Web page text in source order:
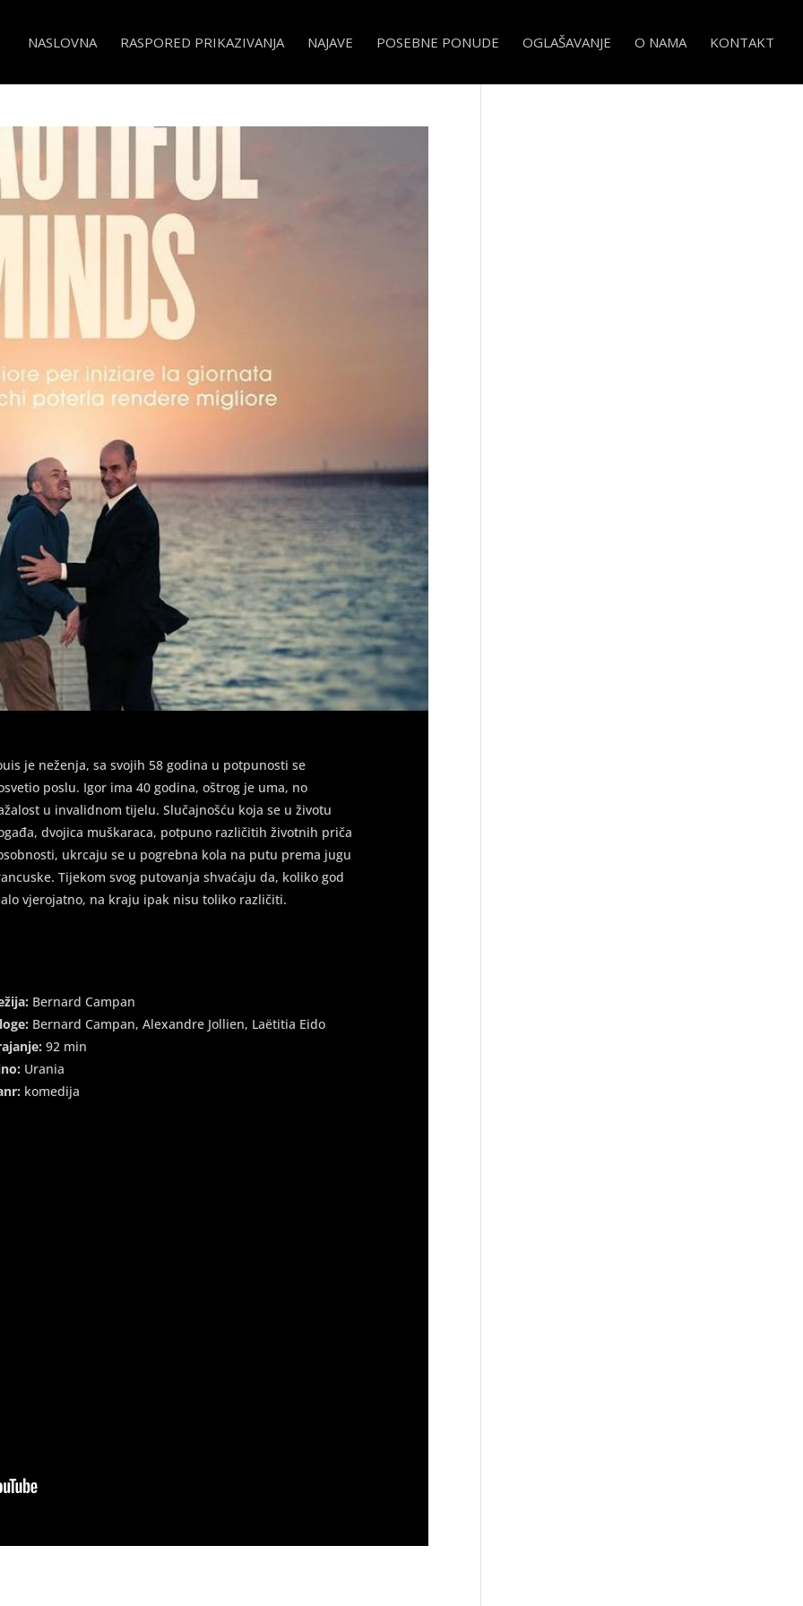
NASLOVNA RASPORED PRIKAZIVANJA NAJAVE POSEBNE PONUDE OGLAŠAVANJE O NAMA KONTAKT
je neženja, sa svojih 58 godina u potpunosti se
poslu. Igor ima 40 godina, oštrog je uma, no
u invalidnom tijelu. Slučajnošću koja se u životu
dvojica muškaraca, potpuno različitih životnih priča
ukrcaju se u pogrebna kola na putu prema jugu
Tijekom svog putovanja shvaćaju da, koliko god
vjerojatno, na kraju ipak nisu toliko različiti.
Bernard Campan
Bernard Campan, Alexandre Jollien, Laëtitia Eido
92 min
Urania
komedija